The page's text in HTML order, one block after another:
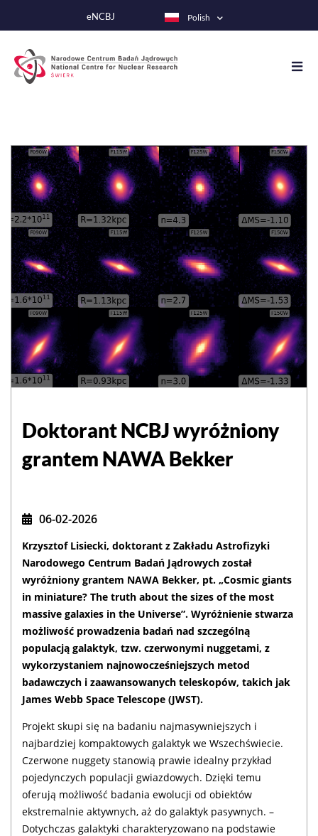
do
eNCBJ Polish
Doktorant NCBJ wyróżniony
grantem NAWA Bekker
06-02-2026
Krzysztof Lisiecki, doktorant z Zakładu Astrofizyki
Narodowego Centrum Badań Jądrowych został
wyróżniony grantem NAWA Bekker, pt. „Cosmic giants
in miniature? The truth about the sizes of the most
massive galaxies in the Universe”. Wyróżnienie stwarza
możliwość prowadzenia badań nad szczególną
populacją galaktyk, tzw. czerwonymi nuggetami, z
wykorzystaniem najnowocześniejszych metod
badawczych i zaawansowanych teleskopów, takich jak
James Webb Space Telescope (JWST).
Projekt skupi się na badaniu najmasywniejszych i
najbardziej kompaktowych galaktyk we Wszechświecie.
Czerwone nuggety stanowią prawie idealny przykład
pojedynczych populacji gwiazdowych. Dzięki temu
oferują możliwość badania ewolucji od obiektów
ekstremalnie aktywnych, aż do galaktyk pasywnych. –
Dotychczas galaktyki charakteryzowano na podstawie